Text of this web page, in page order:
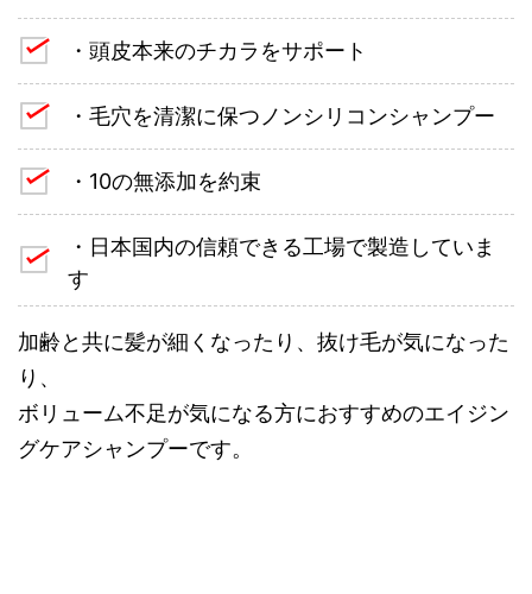
・頭皮本来のチカラをサポート
・毛穴を清潔に保つノンシリコンシャンプー
・10の無添加を約束
・日本国内の信頼できる工場で製造していま
す
加齢と共に髪が細くなったり、抜け毛が気になった
り、
ボリューム不足が気になる方におすすめのエイジン
グケアシャンプーです。